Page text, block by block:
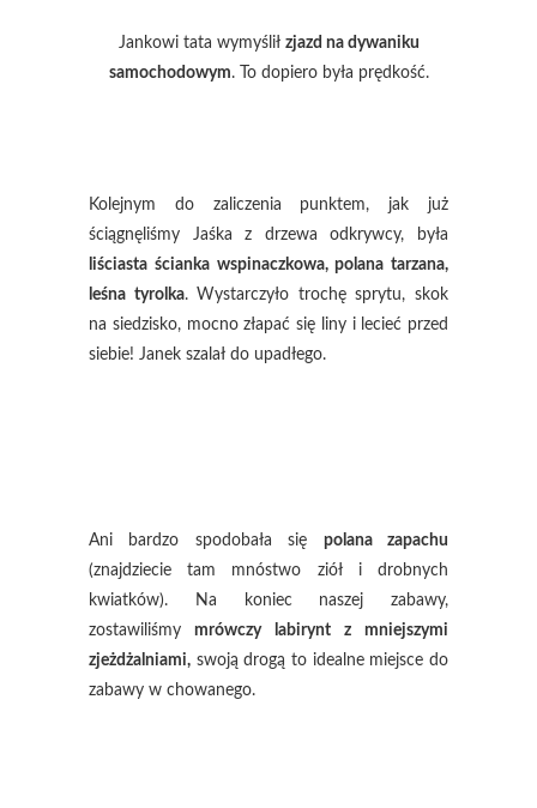
Jankowi tata wymyślił zjazd na dywaniku
samochodowym. To dopiero była prędkość.
Kolejnym do zaliczenia punktem, jak już
ściągnęliśmy Jaśka z drzewa odkrywcy, była
liściasta ścianka wspinaczkowa, polana tarzana,
leśna tyrolka. Wystarczyło trochę sprytu, skok
na siedzisko, mocno złapać się liny i lecieć przed
siebie! Janek szalał do upadłego.
Ani bardzo spodobała się polana zapachu
(znajdziecie tam mnóstwo ziół i drobnych
kwiatków). Na koniec naszej zabawy,
zostawiliśmy mrówczy labirynt z mniejszymi
zjeżdżalniami, swoją drogą to idealne miejsce do
zabawy w chowanego.